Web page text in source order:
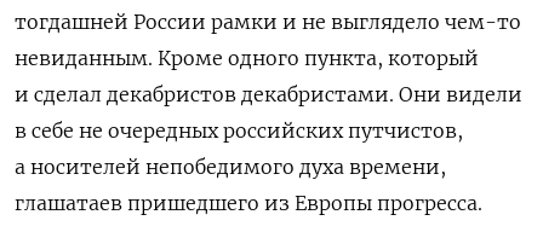
тогдашней России рамки и не выглядело чем-то
невиданным. Кроме одного пункта, который
и сделал декабристов декабристами. Они видели
в себе не очередных российских путчистов,
а носителей непобедимого духа времени,
глашатаев пришедшего из Европы прогресса.